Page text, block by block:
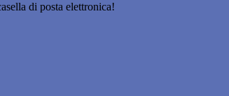
di posta elettronica!